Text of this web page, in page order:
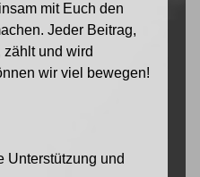
mit Euch den
Jeder Beitrag,
und wird
wir viel bewegen!
Unterstützung und